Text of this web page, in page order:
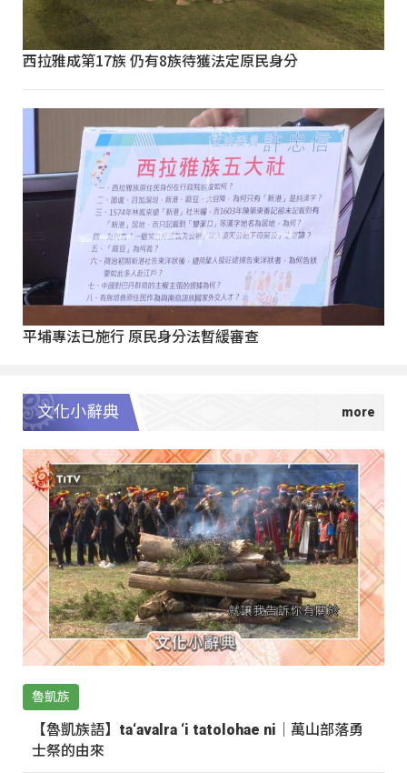
西拉雅成第17族 仍有8族待獲法定原民身分
平埔專法已施行 原民身分法暫緩審查
文化小辭典
魯凱族
【魯凱族語】ta‘avalra ‘i tatolohae ni｜萬山部落勇
士祭的由來